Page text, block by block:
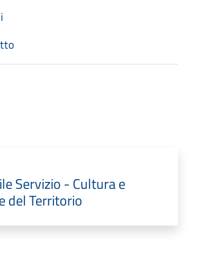
Servizio - Cultura e
del Territorio